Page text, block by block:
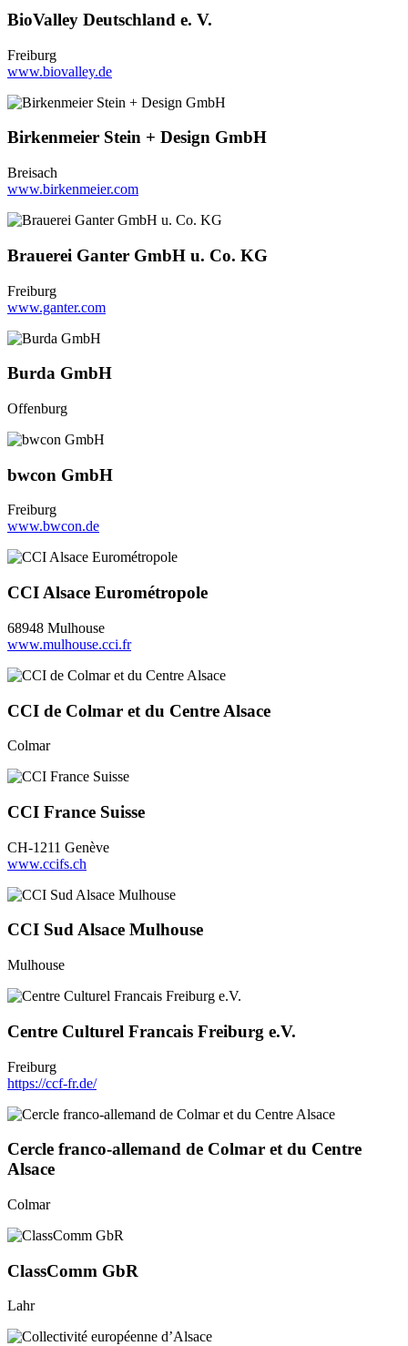
BioValley Deutschland e. V.
Freiburg
www.biovalley.de
Birkenmeier Stein + Design GmbH
Breisach
www.birkenmeier.com
Brauerei Ganter GmbH u. Co. KG
Freiburg
www.ganter.com
Burda GmbH
Offenburg
bwcon GmbH
Freiburg
www.bwcon.de
CCI Alsace Eurométropole
68948 Mulhouse
www.mulhouse.cci.fr
CCI de Colmar et du Centre Alsace
Colmar
CCI France Suisse
CH-1211 Genève
www.ccifs.ch
CCI Sud Alsace Mulhouse
Mulhouse
Centre Culturel Francais Freiburg e.V.
Freiburg
https://ccf-fr.de/
Cercle franco-allemand de Colmar et du Centre
Alsace
Colmar
ClassComm GbR
Lahr